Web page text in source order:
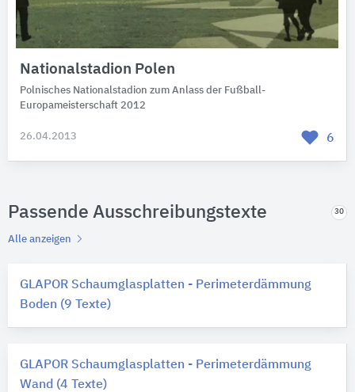
Nationalstadion Polen
Polnisches Nationalstadion zum Anlass der Fußball-
Europameisterschaft 2012
26.04.2013 6
Passende Ausschreibungstexte 30
Alle anzeigen
GLAPOR Schaumglasplatten - Perimeterdämmung
Boden (9 Texte)
GLAPOR Schaumglasplatten - Perimeterdämmung
Wand (4 Texte)